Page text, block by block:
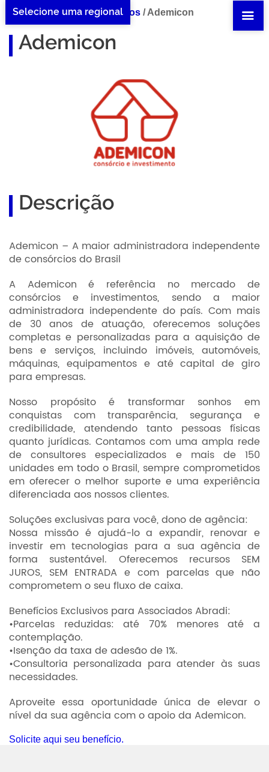
Selecione uma regional
Home Ademicon /Benefícios /Ademicon
Ademicon
Descrição
Ademicon – A maior administradora independente
de consórcios do Brasil
A Ademicon é referência no mercado de
consórcios e investimentos, sendo a maior
administradora independente do país. Com mais
de 30 anos de atuação, oferecemos soluções
completas e personalizadas para a aquisição de
bens e serviços, incluindo imóveis, automóveis,
máquinas, equipamentos e até capital de giro
para empresas.
Nosso propósito é transformar sonhos em
conquistas com transparência, segurança e
credibilidade, atendendo tanto pessoas físicas
quanto jurídicas. Contamos com uma ampla rede
de consultores especializados e mais de 150
unidades em todo o Brasil, sempre comprometidos
em oferecer o melhor suporte e uma experiência
diferenciada aos nossos clientes.
Soluções exclusivas para você, dono de agência:
Nossa missão é ajudá-lo a expandir, renovar e
investir em tecnologias para a sua agência de
forma sustentável. Oferecemos recursos SEM
JUROS, SEM ENTRADA e com parcelas que não
comprometem o seu fluxo de caixa.
Benefícios Exclusivos para Associados Abradi:
•Parcelas reduzidas: até 70% menores até a
contemplação.
•Isenção da taxa de adesão de 1%.
•Consultoria personalizada para atender às suas
necessidades.
Aproveite essa oportunidade única de elevar o
nível da sua agência com o apoio da Ademicon.
Solicite aqui seu benefício.